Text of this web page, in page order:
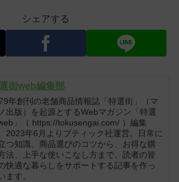
シェアする
街web編集部
年創刊の老舗商品情報誌「特選街」（マ
出版）を起源とするWebマガジン「特選
」（ https://tokusengai.com/ ）編集
2023年6月よりブティック社運営。日常に
つ知識、商品選びのコツから、お得な購
法、上手な使いこなし方まで、読者の皆
快適な暮らしをサポートする記事を作っ
ます。